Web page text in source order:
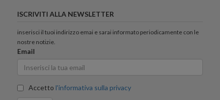
ISCRIVITI ALLA NEWSLETTER
inserisci il tuoi indirizzo emai e sarai informato periodicamente con le
nostre notizie.
Email
Accetto l'informativa sulla privacy